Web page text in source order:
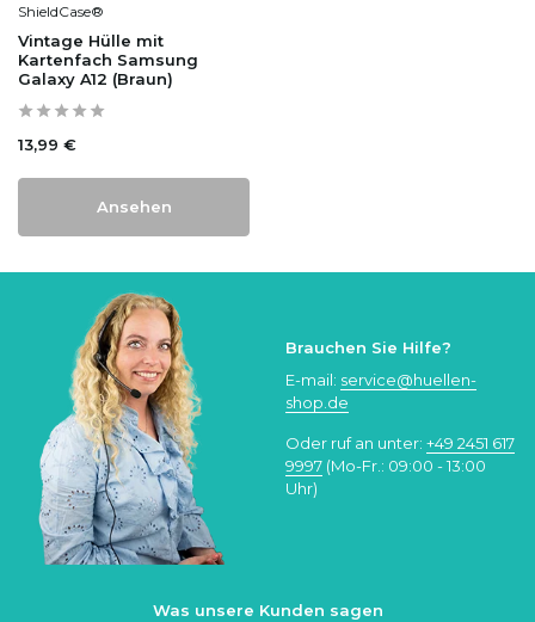
ShieldCase®
Vintage Hülle mit
Kartenfach Samsung
Galaxy A12 (Braun)
13,99 €
Ansehen
Brauchen Sie Hilfe?
E-mail: service@huellen-
shop.de
Oder ruf an unter: +49 2451 617
9997 (Mo-Fr.: 09:00 - 13:00
Uhr)
Was unsere Kunden sagen